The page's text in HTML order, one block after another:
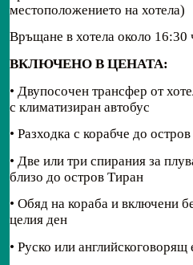
местоположението на хотела)
Връщане в хотела около 16:30
ВКЛЮЧЕНО В ЦЕНАТА:
• Двупосочен трансфер от
с климатизиран автобус
• Разходка с корабче до
• Две или три спирания за
близо до остров Тиран
• Обяд на кораба и включени
целия ден
• Руско или английскоговорящ